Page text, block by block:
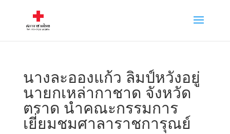
นางละอองแก้ว ลิมป์หวังอยู่
นายกเหล่ากาชาด จังหวัด
ตราด นำคณะกรรมการ
เยี่ยมชมศาลาราชการุณย์